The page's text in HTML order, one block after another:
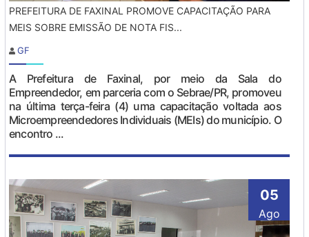
PREFEITURA DE FAXINAL PROMOVE CAPACITAÇÃO PARA
MEIS SOBRE EMISSÃO DE NOTA FIS...
GF
A Prefeitura de Faxinal, por meio da Sala do
Empreendedor, em parceria com o Sebrae/PR, promoveu
na última terça-feira (4) uma capacitação voltada aos
Microempreendedores Individuais (MEIs) do município. O
encontro ...
05
Ago